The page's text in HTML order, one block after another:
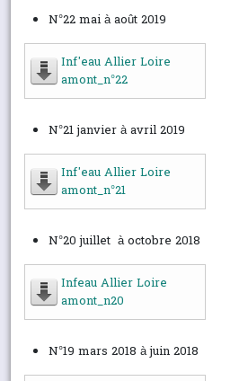
N°22 mai à août 2019
Inf'eau Allier Loire
amont_n°22
N°21 janvier à avril 2019
Inf'eau Allier Loire
amont_n°21
N°20 juillet à octobre 2018
Infeau Allier Loire
amont_n20
N°19 mars 2018 à juin 2018